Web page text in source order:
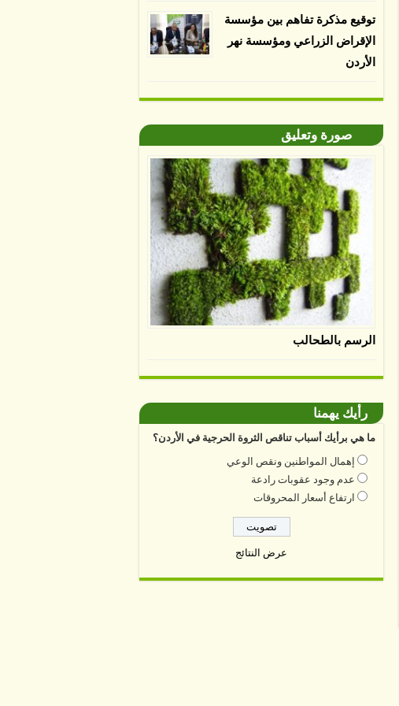
توقيع مذكرة تفاهم بين مؤسسة
الإقراض الزراعي ومؤسسة نهر
الأردن
صورة وتعليق
الرسم بالطحالب
رأيك يهمنا
ما هي برأيك أسباب تناقص الثروة الحرجية في الأردن؟
إهمال المواطنين ونقص الوعي
عدم وجود عقوبات رادعة
ارتفاع أسعار المحروقات
عرض النتائج